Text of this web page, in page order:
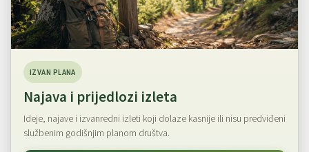
IZVAN PLANA
Najava i prijedlozi izleta
Ideje, najave i izvanredni izleti koji dolaze kasnije ili nisu predviđeni
službenim godišnjim planom društva.